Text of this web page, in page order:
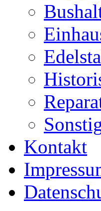
Kontakt